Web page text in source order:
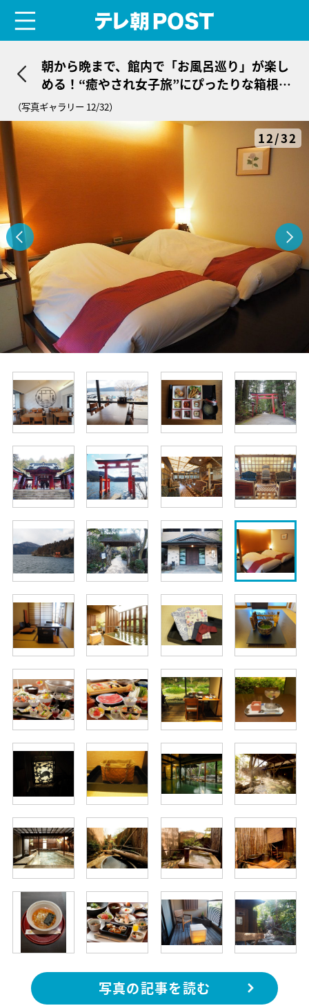
朝から晩まで、館内で「お風呂巡り」が楽し
める！“癒やされ女子旅”にぴったりな箱根の
湯宿
（写真ギャラリー 12/32）
12/32
写真の記事を読む